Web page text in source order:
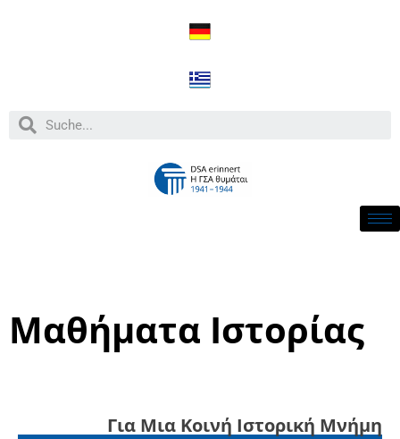
Μαθήματα Ιστορίας
Για Μια Κοινή Ιστορική Μνήμη